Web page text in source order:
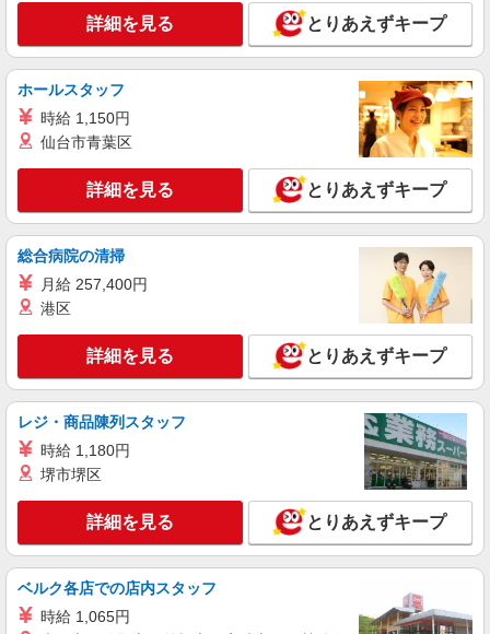
株式会社kotrio /●FK-H-2069237
水巻町＊幅広い世代が活動中！サ高住のサポー
トSTAFF
時給1450円〜2062円 ＜日払い有/週払い有/交
キープ 詳細を見る
株式会社kotrio /●FK-H-1880041
＜水巻＞障がい者施設の支援員＊軽作業の見守
時給1450円〜2062円 ＜日払い有/週払い有/交
通費全支給(ガソリン代含む)＞
遠賀郡芦屋町 車通勤OK
キープ 詳細を見る
派遣社員
水巻町＊少人数グルホで利用者さんと家事や掃
除など♪日払いOK
時給1450円〜2062円 ＜日払い有/週払い有/交
通費全支給(ガソリン代含む)＞
詳細を見る とりあえずキープ
ホールスタッフ
時給 1,150円
仙台市青葉区
詳細を見る とりあえずキープ
総合病院の清掃
月給 257,400円
港区
詳細を見る とりあえずキープ
レジ・商品陳列スタッフ
時給 1,180円
堺市堺区
詳細を見る とりあえずキープ
ベルク各店での店内スタッフ
時給 1,065円